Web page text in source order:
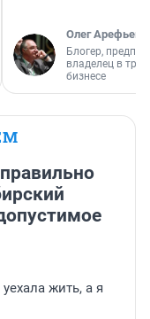
Олег Арефьев
Блогер,
владелец в
бизнесе
жить, а я